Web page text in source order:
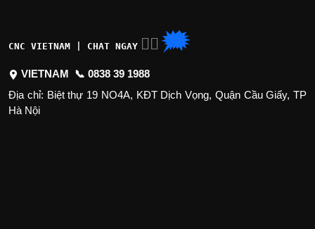
CNC VIETNAM | CHAT NGAY 👉🏽 🗯
VIETNAM 📞 0838 39 1988
Địa chỉ: Biệt thự 19 NO4A, KĐT Dịch Vọng, Quận Cầu Giấy, TP
Hà Nội